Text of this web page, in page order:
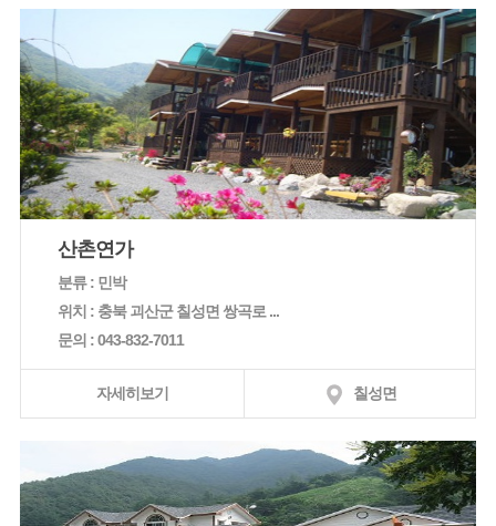
산촌연가
분류 : 민박
위치 : 충북 괴산군 칠성면 쌍곡로 ...
문의 : 043-832-7011
자세히보기 칠성면